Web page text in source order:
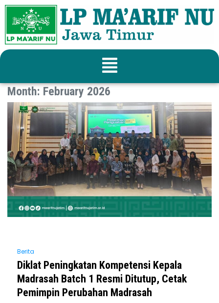
Month: February 2026
Berita
Diklat Peningkatan Kompetensi Kepala
Madrasah Batch 1 Resmi Ditutup, Cetak
Pemimpin Perubahan Madrasah